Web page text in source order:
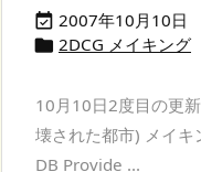
 2007年10月10日
 2DCG メイキング
10月10日2度目の更
壊された都市) メイ
DB Provide ...